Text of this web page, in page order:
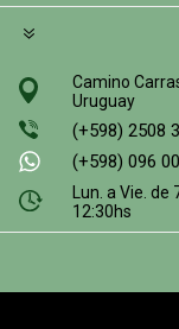
Camino
Uruguay
(+598) 2508
(+598) 096
Lun. a Vie. de
12:30hs